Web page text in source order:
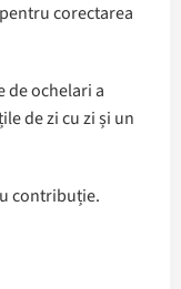
corectarea
de ochelari a
de zi cu zi și un
contribuție.